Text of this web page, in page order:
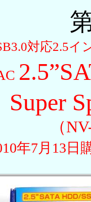
対応2.5イ
Super
（
年7月13